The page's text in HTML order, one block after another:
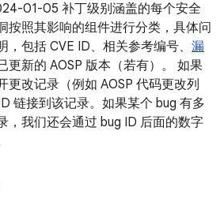
01-05 补丁级别涵盖的每个安全
按照其影响的组件进行分类，具体问
包括 CVE ID、相关参考编号、 漏
更新的 AOSP 版本（若有）。 如果
更改记录（例如 AOSP 代码更改列
链接到该记录。如果某个 bug 有多
，我们还会通过 bug ID 后面的数字